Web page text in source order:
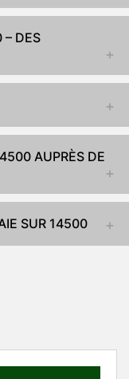
– DES
AUPRÈS DE
SUR 14500